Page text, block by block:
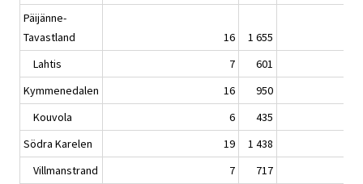
Päijänne-
Tavastland
16
1 655
Lahtis
7
601
Kymmenedalen
16
950
Kouvola
6
435
Södra Karelen
19
1 438
Villmanstrand
7
717